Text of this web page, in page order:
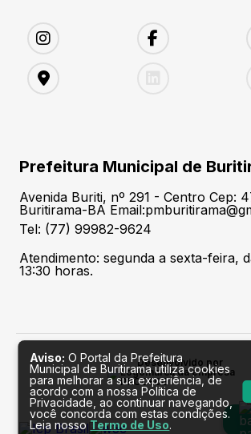
Prefeitura Municipal de
Avenida Buriti, nº 291 - Centro Cep:
Buritirama-BA
Tel: (77) 99982-9624
Atendimento: segunda a sexta-feira,
13:30 horas.
Desenvolvido por
Aviso: O Portal da Prefeitura
Municipal de Buritirama utiliza cookies
para melhorar a sua experiência, de
acordo com a nossa Política de
Privacidade, ao continuar navegando,
você concorda com estas condições.
Leia nossoTermo de Uso.